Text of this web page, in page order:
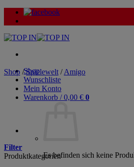
Zum
Inhalt
Shop
Wunschliste
Mein Konto
Warenkorb /0,00 € 0
Es befinden sich keine
Shop / Spielewelt / Amigo
Filter
Produktkategorien